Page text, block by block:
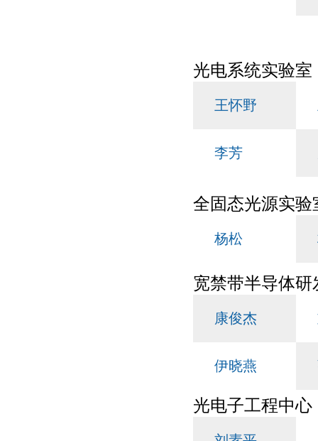
光电系统实验室
王怀野
李芳
全固态光源实验
杨松
宽禁带半导体研
康俊杰
伊晓燕
光电子工程中心